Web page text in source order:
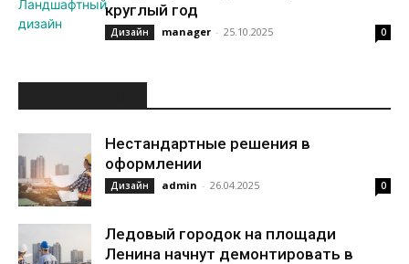
круглый год
Дизайн manager - 25.10.2025 0
Нестандартные решения в
оформлении
Дизайн admin - 26.04.2025 0
Ледовый городок на площади
Ленина начнут демонтировать в